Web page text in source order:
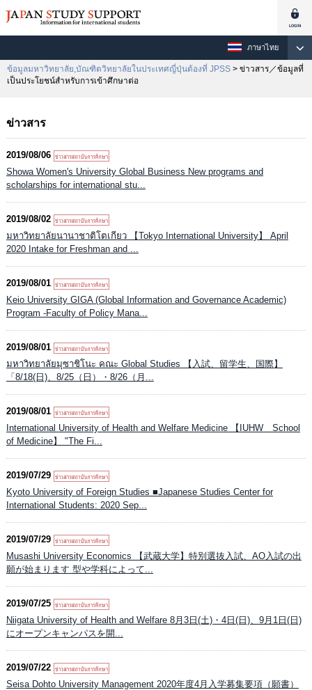
ภาษาไทย
ข้อมูลมหาวิทยาลัย,บัณฑิตวิทยาลัยในประเทศญี่ปุ่นต้องที่ JPSS > ข่าวสาร／ข้อมูลที่
เป็นประโยชน์สำหรับการเข้าศึกษาต่อ
ข่าวสาร
2019/08/06
Showa Women's University Global Business New programs and
scholarships for international stu...
2019/08/02
มหาวิทยาลัยนานาชาติโตเกียว 【Tokyo International University】 April
2020 Intake for Freshman and ...
2019/08/01
Keio University GIGA (Global Information and Governance Academic)
Program -Faculty of Policy Mana...
2019/08/01
มหาวิทยาลัยมุซาชิโนะ คณะ Global Studies 【入試、留学生、国際】
「8/18(日)、8/25（日）・8/26（月...
2019/08/01
International University of Health and Welfare Medicine 【IUHW School
of Medicine】 "The Fi...
2019/07/29
Kyoto University of Foreign Studies ■Japanese Studies Center for
International Students: 2020 Sep...
2019/07/29
Musashi University Economics 【武蔵大学】特別選抜入試、AO入試の出
願が始まります 型や学科によって...
2019/07/25
Niigata University of Health and Welfare 8月3日(土)・4日(日)、9月1日(日)
にオープンキャンパスを開...
2019/07/22
Seisa Dohto University Management 2020年度4月入学募集要項（願書）